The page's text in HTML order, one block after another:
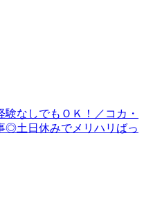
なしでもＯＫ！／コカ・
◎土日休みでメリハリばっ